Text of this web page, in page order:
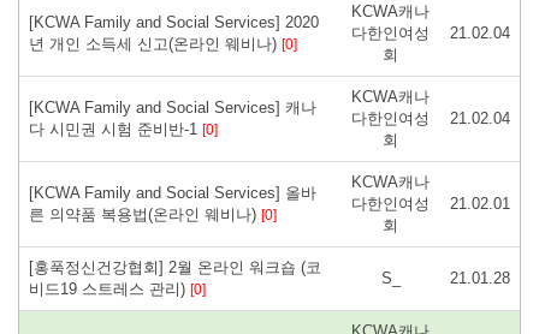
[KCWA Family and Social Services] 2020
년 개인 소득세 신고(온라인 웨비나) [0]
KCWA캐나
다한인여성
회
21.02.04
[KCWA Family and Social Services] 캐나
다 시민권 시험 준비반-1 [0]
KCWA캐나
다한인여성
회
21.02.04
[KCWA Family and Social Services] 올바
른 의약품 복용법(온라인 웨비나) [0]
KCWA캐나
다한인여성
회
21.02.01
[홍푹정신건강협회] 2월 온라인 워크숍 (코
비드19 스트레스 관리) [0]
S_ 21.01.28